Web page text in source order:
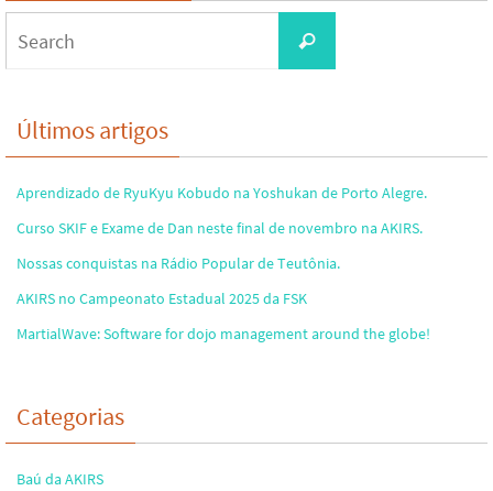
Search
Últimos artigos
Aprendizado de RyuKyu Kobudo na Yoshukan de Porto Alegre.
Curso SKIF e Exame de Dan neste final de novembro na AKIRS.
Nossas conquistas na Rádio Popular de Teutônia.
AKIRS no Campeonato Estadual 2025 da FSK
MartialWave: Software for dojo management around the globe!
Categorias
Baú da AKIRS